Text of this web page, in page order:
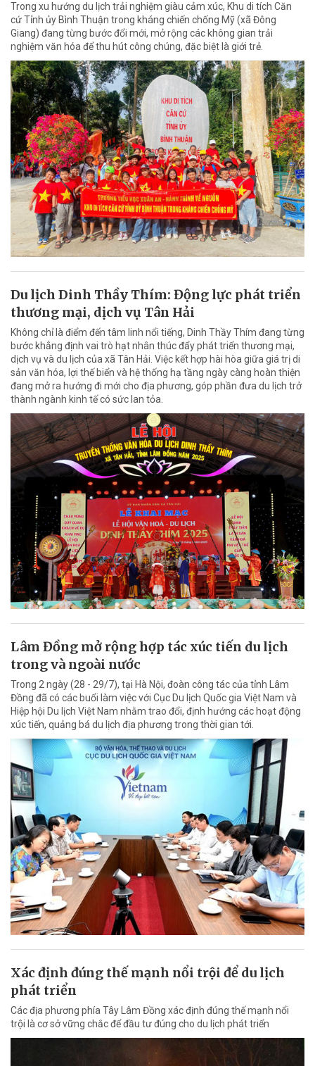
Trong xu hướng du lịch trải nghiệm giàu cảm xúc, Khu di tích Căn
cứ Tỉnh ủy Bình Thuận trong kháng chiến chống Mỹ (xã Đông
Giang) đang từng bước đổi mới, mở rộng các không gian trải
nghiệm văn hóa để thu hút công chúng, đặc biệt là giới trẻ.
Du lịch Dinh Thầy Thím: Động lực phát triển
thương mại, dịch vụ Tân Hải
Không chỉ là điểm đến tâm linh nổi tiếng, Dinh Thầy Thím đang từng
bước khẳng định vai trò hạt nhân thúc đẩy phát triển thương mại,
dịch vụ và du lịch của xã Tân Hải. Việc kết hợp hài hòa giữa giá trị di
sản văn hóa, lợi thế biển và hệ thống hạ tầng ngày càng hoàn thiện
đang mở ra hướng đi mới cho địa phương, góp phần đưa du lịch trở
thành ngành kinh tế có sức lan tỏa.
Lâm Đồng mở rộng hợp tác xúc tiến du lịch
trong và ngoài nước
Trong 2 ngày (28 - 29/7), tại Hà Nội, đoàn công tác của tỉnh Lâm
Đồng đã có các buổi làm việc với Cục Du lịch Quốc gia Việt Nam và
Hiệp hội Du lịch Việt Nam nhằm trao đổi, định hướng các hoạt động
xúc tiến, quảng bá du lịch địa phương trong thời gian tới.
Xác định đúng thế mạnh nổi trội để du lịch
phát triển
Các địa phương phía Tây Lâm Đồng xác định đúng thế mạnh nổi
trội là cơ sở vững chắc để đầu tư đúng cho du lịch phát triển